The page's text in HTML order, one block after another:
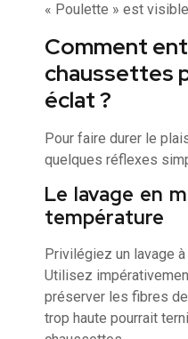
« Poulette » est
Comment
chaussettes
éclat ?
Pour faire durer le
quelques réflexes
Le lavage en
température
Privilégiez un lavage
Utilisez
préserver les fibres
trop haute pourrait